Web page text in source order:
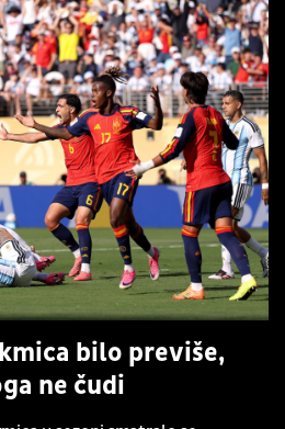
bilo previše,
ne čudi